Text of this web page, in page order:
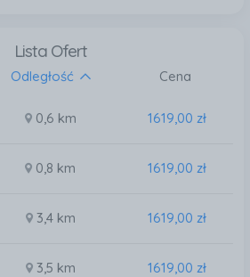
Lista Ofert
Odległość Cena
0,6 km 1619,00 zł
0,8 km 1619,00 zł
3,4 km 1619,00 zł
3,5 km 1619,00 zł